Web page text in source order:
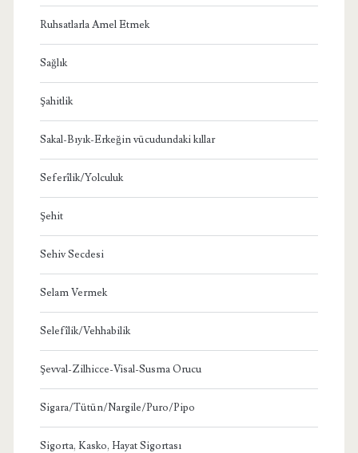
Ruhsatlarla Amel Etmek
Sağlık
Şahitlik
Sakal-Bıyık-Erkeğin vücudundaki kıllar
Seferîlik/Yolculuk
Şehit
Sehiv Secdesi
Selam Vermek
Selefîlik/Vehhabilik
Şevval-Zilhicce-Visal-Susma Orucu
Sigara/Tütün/Nargile/Puro/Pipo
Sigorta, Kasko, Hayat Sigortası